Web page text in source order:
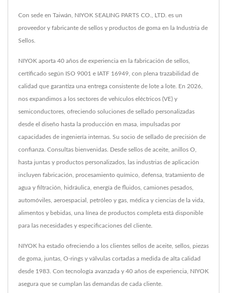
Con sede en Taiwán, NIYOK SEALING PARTS CO., LTD. es un
proveedor y fabricante de sellos y productos de goma en la Industria de
Sellos.
NIYOK aporta 40 años de experiencia en la fabricación de sellos,
certificado según ISO 9001 e IATF 16949, con plena trazabilidad de
calidad que garantiza una entrega consistente de lote a lote. En 2026,
nos expandimos a los sectores de vehículos eléctricos (VE) y
semiconductores, ofreciendo soluciones de sellado personalizadas
desde el diseño hasta la producción en masa, impulsadas por
capacidades de ingeniería internas. Su socio de sellado de precisión de
confianza. Consultas bienvenidas. Desde sellos de aceite, anillos O,
hasta juntas y productos personalizados, las industrias de aplicación
incluyen fabricación, procesamiento químico, defensa, tratamiento de
agua y filtración, hidráulica, energía de fluidos, camiones pesados,
automóviles, aeroespacial, petróleo y gas, médica y ciencias de la vida,
alimentos y bebidas, una línea de productos completa está disponible
para las necesidades y especificaciones del cliente.
NIYOK ha estado ofreciendo a los clientes sellos de aceite, sellos, piezas
de goma, juntas, O-rings y válvulas cortadas a medida de alta calidad
desde 1983. Con tecnología avanzada y 40 años de experiencia, NIYOK
asegura que se cumplan las demandas de cada cliente.